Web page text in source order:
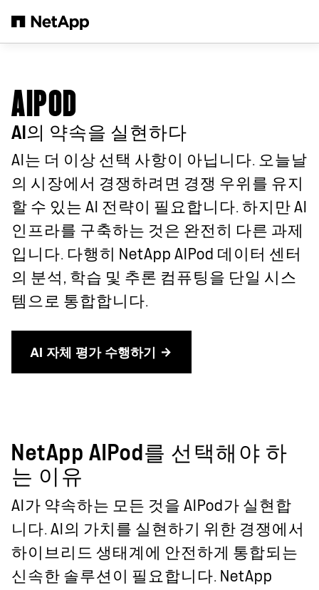
AIPOD
AI의 약속을 실현하다
AI는 더 이상 선택 사항이 아닙니다. 오늘날
의 시장에서 경쟁하려면 경쟁 우위를 유지
할 수 있는 AI 전략이 필요합니다. 하지만 AI
인프라를 구축하는 것은 완전히 다른 과제
입니다. 다행히 NetApp AIPod 데이터 센터
의 분석, 학습 및 추론 컴퓨팅을 단일 시스
템으로 통합합니다.
AI 자체 평가 수행하기
NetApp AIPod를 선택해야 하
는 이유
AI가 약속하는 모든 것을 AIPod가 실현합
니다. AI의 가치를 실현하기 위한 경쟁에서
하이브리드 생태계에 안전하게 통합되는
신속한 솔루션이 필요합니다. NetApp